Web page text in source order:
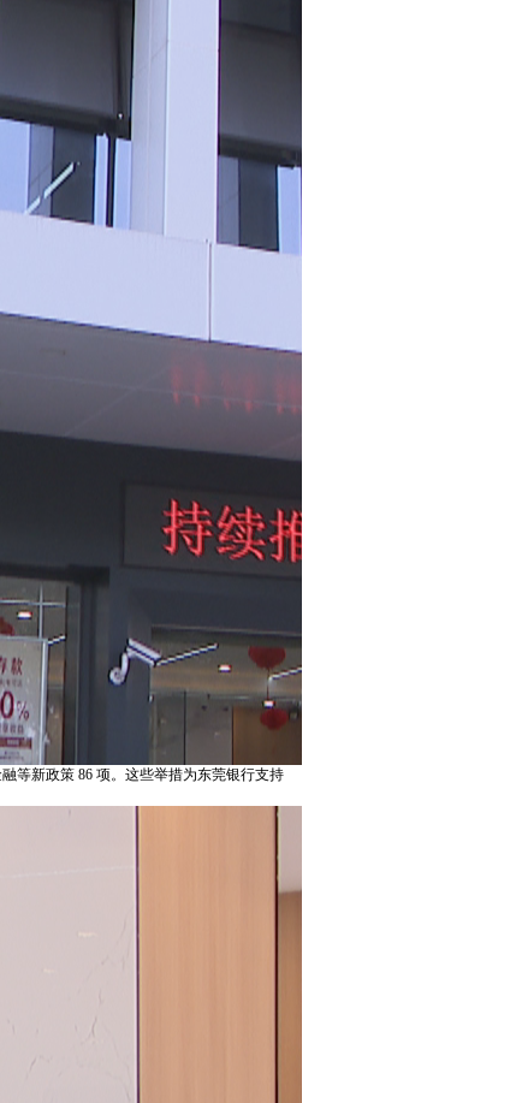
等新政策 86 项。这些举措为东莞银行支持